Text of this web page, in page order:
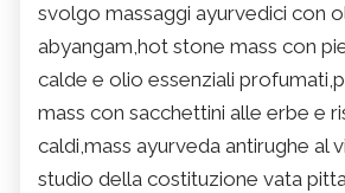
svolgo massaggi ayurvedici con
abyangam,hot stone mass con
calde e olio essenziali
mass con sacchettini alle erbe e
caldi,mass ayurveda antirughe al
studio della costituzione vata